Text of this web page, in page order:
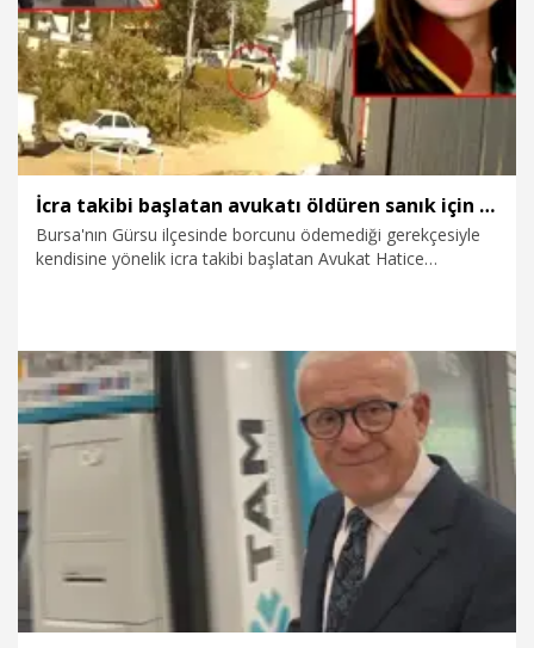
İcra takibi başlatan avukatı öldüren sanık için ağırlaştırılmış müebbet istemi
Bursa'nın Gürsu ilçesinde borcunu ödemediği gerekçesiyle
kendisine yönelik icra takibi başlatan Avukat Hatice
Çetin ile eski eşi Esra Üstünel'in de 'Azmettirme' suçundan
ayrı ayrı ağırlaştırılmış müebbet hapisle cezalandırılması
talep edildi.
6.08.2026